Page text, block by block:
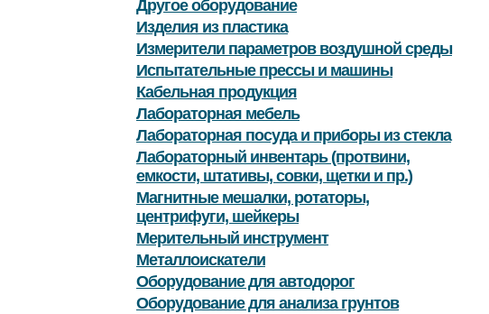
Другое оборудование
Изделия из пластика
Измерители параметров воздушной среды
Испытательные прессы и машины
Кабельная продукция
Лабораторная мебель
Лабораторная посуда и приборы из стекла
Лабораторный инвентарь (протвини,
емкости, штативы, совки, щетки и пр.)
Магнитные мешалки, ротаторы,
центрифуги, шейкеры
Мерительный инструмент
Металлоискатели
Оборудование для автодорог
Оборудование для анализа грунтов